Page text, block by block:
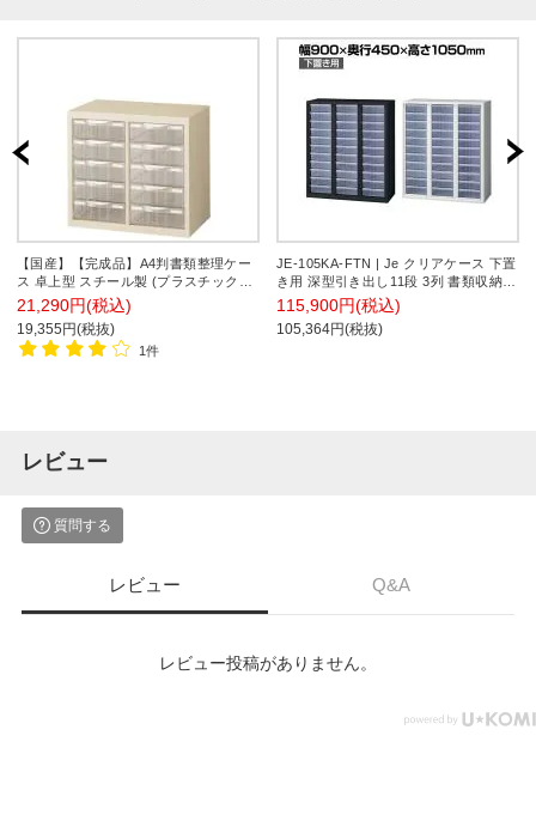
【国産】【完成品】A4判書類整理ケー
ス 卓上型 スチール製 (プラスチック引
出し) SE-A4G-P205L レターケース 収
納ケース 書類整理棚 書類収納 書類棚
オフィス収納
21,290円(税込)
19,355円(税抜)
1件
JE-105KA-FTN | Je クリアケース 下置
き用 深型引き出し11段 3列 書類収納
キャビネット スチール製 幅900×奥行
450×高さ1050mm プラス(PLUS)
115,900円(税込)
105,364円(税抜)
レビュー
質問する
レビュー Q&A
レビュー投稿がありません。